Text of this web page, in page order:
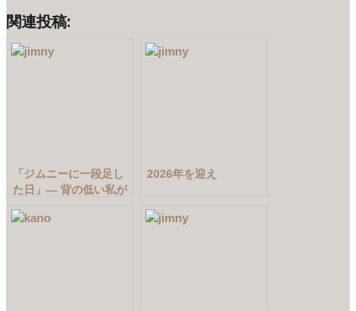
関連投稿:
「ジムニーに一段足し
た日」― 背の低い私が
だ理由
2026年を迎え